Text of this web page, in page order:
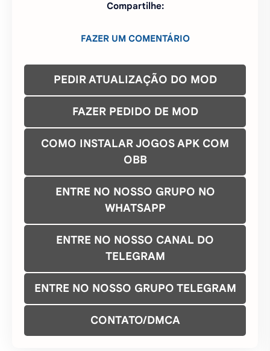
Compartilhe:
FAZER UM COMENTÁRIO
PEDIR ATUALIZAÇÃO DO MOD
FAZER PEDIDO DE MOD
COMO INSTALAR JOGOS APK COM
OBB
ENTRE NO NOSSO GRUPO NO
WHATSAPP
ENTRE NO NOSSO CANAL DO
TELEGRAM
ENTRE NO NOSSO GRUPO TELEGRAM
CONTATO/DMCA